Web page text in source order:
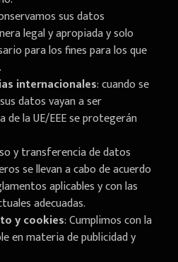
sus datos
legal y apropiada y solo
para los fines para los que
internacionales: cuando se
datos vayan a ser
la UE/EEE se protegerán
y transferencia de datos
se llevan a cabo de acuerdo
aplicables y con las
adecuadas.
y cookies: Cumplimos con la
en materia de publicidad y